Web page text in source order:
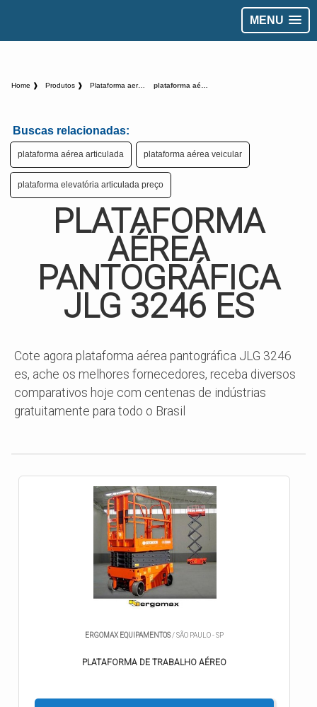
MENU
Home ❱ Produtos ❱ Plataforma aerea - Categoria ❱
Buscas relacionadas:
plataforma aérea articulada plataforma aérea veicular
plataforma elevatória articulada preço
PLATAFORMA
AÉREA
PANTOGRÁFICA
JLG 3246 ES
Cote agora plataforma aérea pantográfica JLG 3246
es, ache os melhores fornecedores, receba diversos
comparativos hoje com centenas de indústrias
gratuitamente para todo o Brasil
ERGOMAX EQUIPAMENTOS / SÃO PAULO - SP
PLATAFORMA DE TRABALHO AÉREO